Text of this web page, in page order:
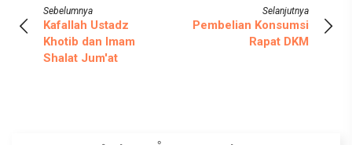
Sebelumnya
Kafallah Ustadz
Khotib dan Imam
Shalat Jum'at
Selanjutnya
Pembelian Konsumsi
Rapat DKM